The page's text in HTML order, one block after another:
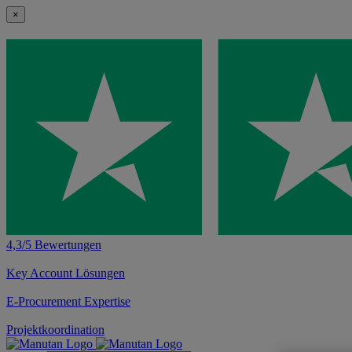
×
4,3/5 Bewertungen
Key Account Lösungen
E-Procurement Expertise
Projektkoordination